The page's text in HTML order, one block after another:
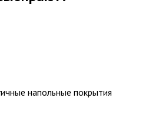
напольные покрытия